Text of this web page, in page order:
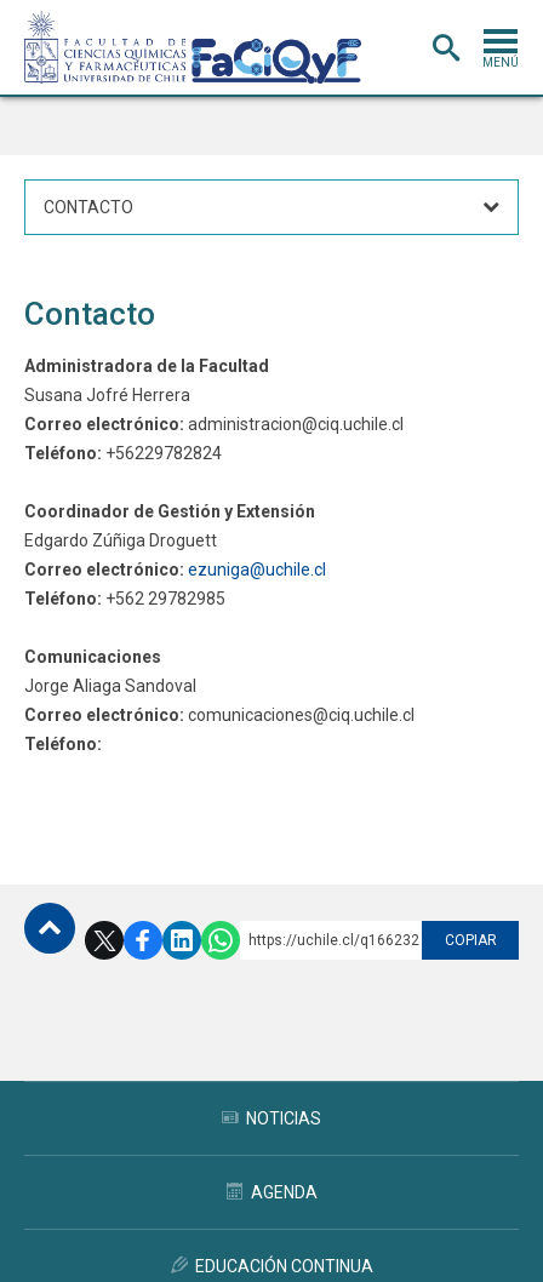
MENÚ
DEPARTAMENTOS
Estudiantes
CONTACTO
Contacto
Administradora de la Facultad
Susana Jofré Herrera
Correo electrónico: administracion@ciq.uchile.cl
Teléfono: +56229782824
Coordinador de Gestión y Extensión
Edgardo Zúñiga Droguett
Correo electrónico: ezuniga@uchile.cl
Teléfono: +562 29782985
Comunicaciones
Jorge Aliaga Sandoval
Correo electrónico: comunicaciones@ciq.uchile.cl
Teléfono:
https://uchile.cl/q166232 COPIAR
NOTICIAS
AGENDA
EDUCACIÓN CONTINUA